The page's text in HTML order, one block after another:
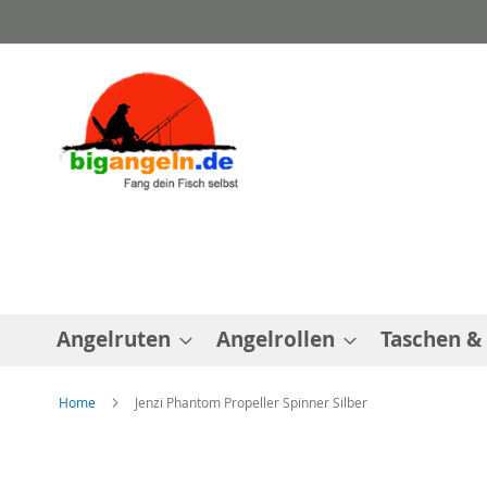
zum
Angelruten Angelrollen Taschen &
Home Jenzi Phantom Propeller Spinner Silber